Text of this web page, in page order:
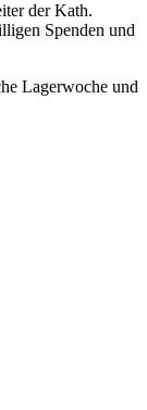
der Kath.
Spenden und
Lagerwoche und